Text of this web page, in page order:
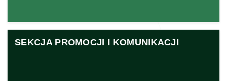
SEKCJA PROMOCJI I KOMUNIKACJI